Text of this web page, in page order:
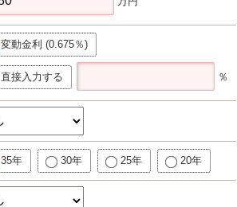
変動金利 (0.675％)
直接入力する ％
35年 30年 25年 20年